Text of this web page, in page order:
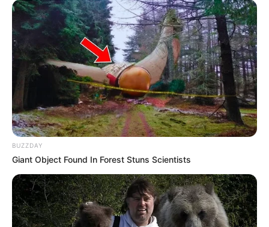
BUZZDAY
Giant Object Found In Forest Stuns Scientists